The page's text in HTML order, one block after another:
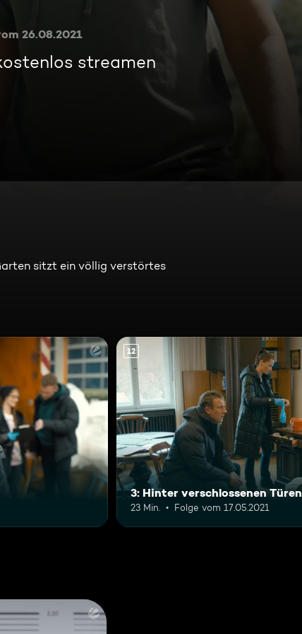
26.08.2021
streamen
sitzt ein völlig verstörtes
12
3: Hinter verschlossenen Türen
23 Min. Folge vom 17.05.2021